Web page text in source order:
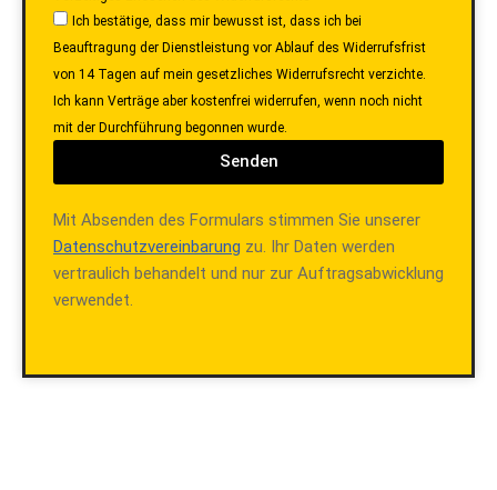
Ich bestätige, dass mir bewusst ist, dass ich bei
Beauftragung der Dienstleistung vor Ablauf des Widerrufsfrist
von 14 Tagen auf mein gesetzliches Widerrufsrecht verzichte.
Ich kann Verträge aber kostenfrei widerrufen, wenn noch nicht
mit der Durchführung begonnen wurde.
Senden
Mit Absenden des Formulars stimmen Sie unserer
Datenschutzvereinbarung zu. Ihr Daten werden
vertraulich behandelt und nur zur Auftragsabwicklung
verwendet.